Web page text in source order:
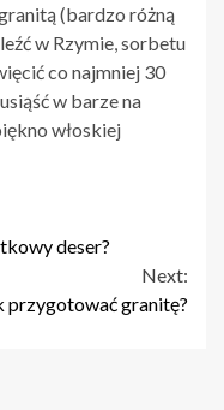
(bardzo różną
w Rzymie, sorbetu
co najmniej 30
w barze na
włoskiej
deser?
Next:
przygotować granitę?